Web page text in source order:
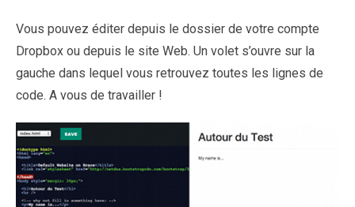
Vous pouvez éditer depuis le dossier de votre compte
Dropbox ou depuis le site Web. Un volet s’ouvre sur la
gauche dans lequel vous retrouvez toutes les lignes de
code. A vous de travailler !